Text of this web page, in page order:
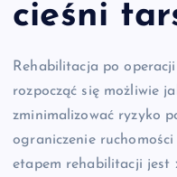
cieśni
Rehabilitacja po
rozpocząć się możliwie
zminimalizować ryzyko
ograniczenie
etapem rehabilitacji jest